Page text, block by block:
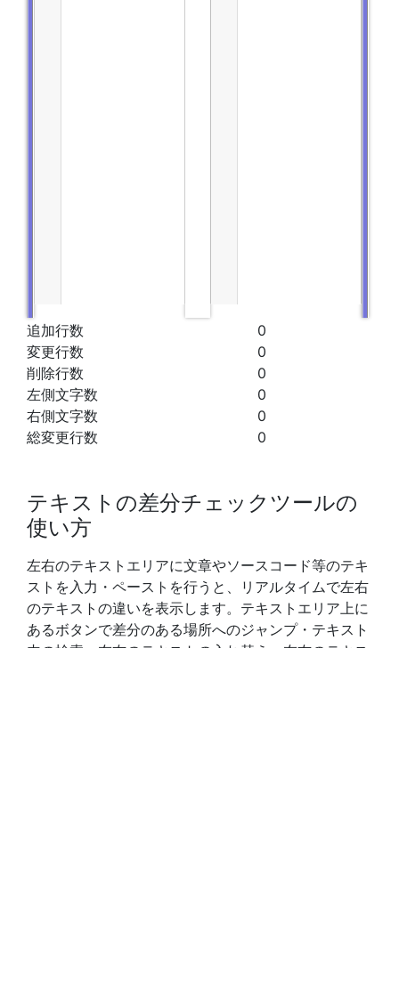
追加行数
0
変更行数
0
削除行数
0
左側文字数
0
右側文字数
0
総変更行数
0
テキストの差分チェックツールの
使い方
左右のテキストエリアに文章やソースコード等のテキ
ストを入力・ペーストを行うと、リアルタイムで左右
のテキストの違いを表示します。テキストエリア上に
あるボタンで差分のある場所へのジャンプ・テキスト
内の検索・左右のテキストの入れ替え・左右のテキス